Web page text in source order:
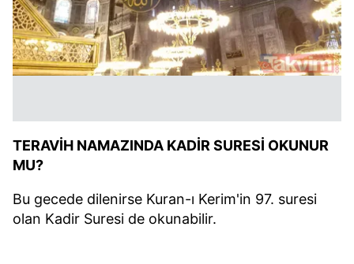
TERAVİH NAMAZINDA KADİR SURESİ OKUNUR
MU?
Bu gecede dilenirse Kuran-ı Kerim'in 97. suresi
olan Kadir Suresi de okunabilir.